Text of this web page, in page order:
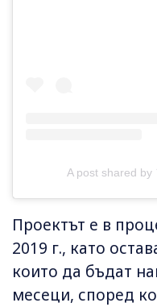
A post shared by
Проектът е в
2019 г., като
които да бъдат
месеци, според